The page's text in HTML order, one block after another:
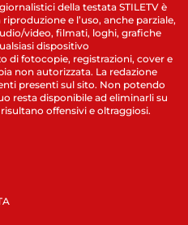
della testata STILETV è
e l’uso, anche parziale,
video, filmati, loghi, grafiche
dispositivo
di fotocopie, registrazioni, cover e
non autorizzata. La redazione
presenti sul sito. Non potendo
resta disponibile ad eliminarli su
offensivi e oltraggiosi.